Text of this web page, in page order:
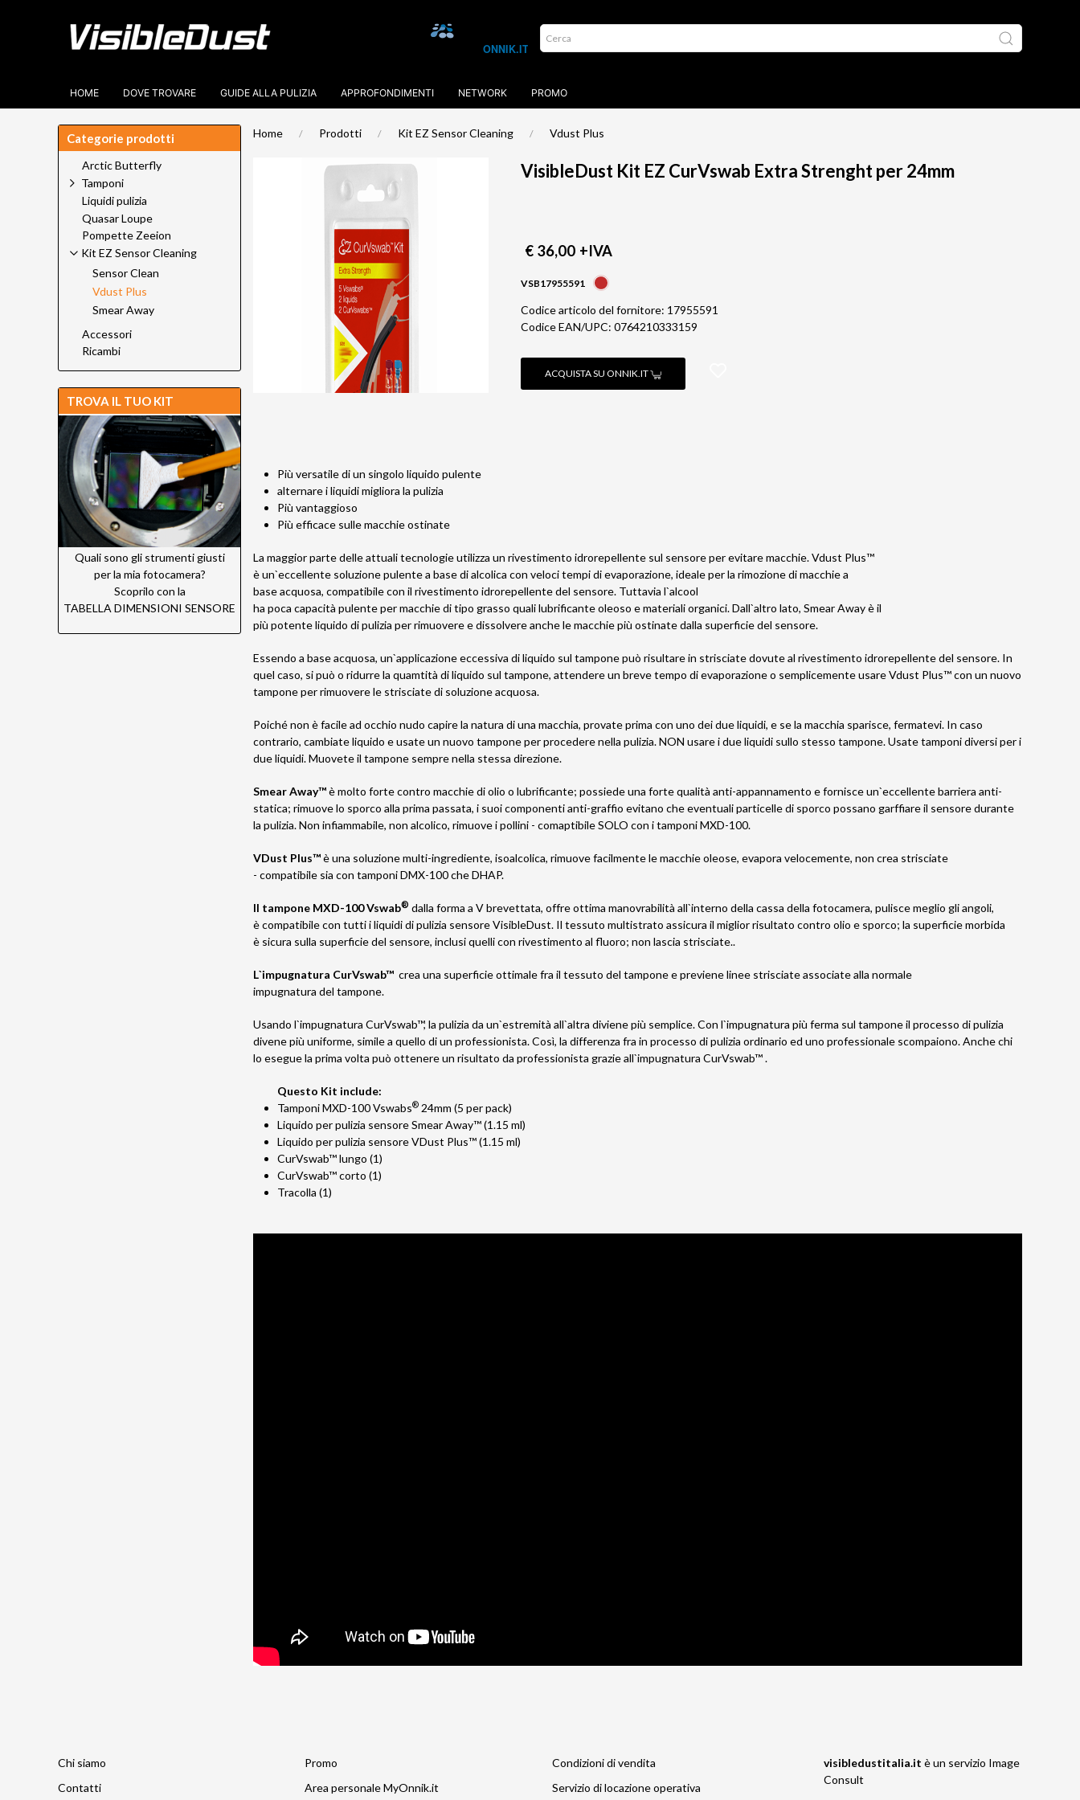
HOME DOVE TROVARE GUIDE ALLA PULIZIA APPROFONDIMENTI NETWORK PROMO
Home Prodotti Kit EZ Sensor Cleaning Vdust Plus
VisibleDust Kit EZ CurVswab Extra Strenght per 24mm
€ 36,00 +IVA
VSB17955591
Codice articolo del fornitore: 17955591
Codice EAN/UPC: 0764210333159
ACQUISTA SU ONNIK.IT
Più versatile di un singolo liquido pulente
alternare i liquidi migliora la pulizia
Più vantaggioso
Più efficace sulle macchie ostinate
La maggior parte delle attuali tecnologie utilizza un rivestimento idrorepellente sul sensore per evitare macchie. Vdust Plus™
è un`eccellente soluzione pulente a base di alcolica con veloci tempi di evaporazione, ideale per la rimozione di macchie a
base acquosa, compatibile con il rivestimento idrorepellente del sensore. Tuttavia l`alcool
ha poca capacità pulente per macchie di tipo grasso quali lubrificante oleoso e materiali organici. Dall`altro lato, Smear Away è il
più potente liquido di pulizia per rimuovere e dissolvere anche le macchie più ostinate dalla superficie del sensore.
Essendo a base acquosa, un`applicazione eccessiva di liquido sul tampone può risultare in strisciate dovute al rivestimento idrorepellente del sensore. In
quel caso, si può o ridurre la quamtità di liquido sul tampone, attendere un breve tempo di evaporazione o semplicemente usare Vdust Plus™ con un nuovo
tampone per rimuovere le strisciate di soluzione acquosa.
Poiché non è facile ad occhio nudo capire la natura di una macchia, provate prima con uno dei due liquidi, e se la macchia sparisce, fermatevi. In caso
contrario, cambiate liquido e usate un nuovo tampone per procedere nella pulizia. NON usare i due liquidi sullo stesso tampone. Usate tamponi diversi per i
due liquidi. Muovete il tampone sempre nella stessa direzione.
Smear Away™è molto forte contro macchie di olio o lubrificante; possiede una forte qualità anti-appannamento e fornisce un`eccellente barriera anti-
statica; rimuove lo sporco alla prima passata, i suoi componenti anti-graffio evitano che eventuali particelle di sporco possano garffiare il sensore durante
la pulizia. Non infiammabile, non alcolico, rimuove i pollini - comaptibile SOLO con i tamponi MXD-100.
VDust Plus™è una soluzione multi-ingrediente, isoalcolica, rimuove facilmente le macchie oleose, evapora velocemente, non crea strisciate
- compatibile sia con tamponi DMX-100 che DHAP.
Il tampone MXD-100 Vswab® dalla forma a V brevettata, offre ottima manovrabilità all`interno della cassa della fotocamera, pulisce meglio gli angoli,
è compatibile con tutti i liquidi di pulizia sensore VisibleDust. Il tessuto multistrato assicura il miglior risultato contro olio e sporco; la superficie morbida
è sicura sulla superficie del sensore, inclusi quelli con rivestimento al fluoro; non lascia strisciate..
L`impugnatura CurVswab™ crea una superficie ottimale fra il tessuto del tampone e previene linee strisciate associate alla normale
impugnatura del tampone.
Usando l`impugnatura CurVswab™, la pulizia da un`estremità all`altra diviene più semplice. Con l`impugnatura più ferma sul tampone il processo di pulizia
divene più uniforme, simile a quello di un professionista. Così, la differenza fra in processo di pulizia ordinario ed uno professionale scompaiono. Anche chi
lo esegue la prima volta può ottenere un risultato da professionista grazie all`impugnatura CurVswab™ .
Questo Kit include:
Tamponi MXD-100Vswabs® 24mm (5 per pack)
Liquido per pulizia sensore Smear Away™ (1.15 ml)
Liquido per pulizia sensore VDust Plus™ (1.15 ml)
CurVswab™ lungo (1)
CurVswab™ corto (1)
Tracolla (1)
Categorie prodotti
Arctic Butterfly
Tamponi
Liquidi pulizia
Quasar Loupe
Pompette Zeeion
Kit EZ Sensor Cleaning
Sensor Clean
Vdust Plus
Smear Away
Accessori
Ricambi
TROVA IL TUO KIT
Quali sono gli strumenti giusti
per la mia fotocamera?
Scoprilo con la
TABELLA DIMENSIONI SENSORE
Chi siamo
Contatti
Promo
Area personale MyOnnik.it
Condizioni di vendita
Servizio di locazione operativa
visibledustitalia.it è un servizio Image
Consult